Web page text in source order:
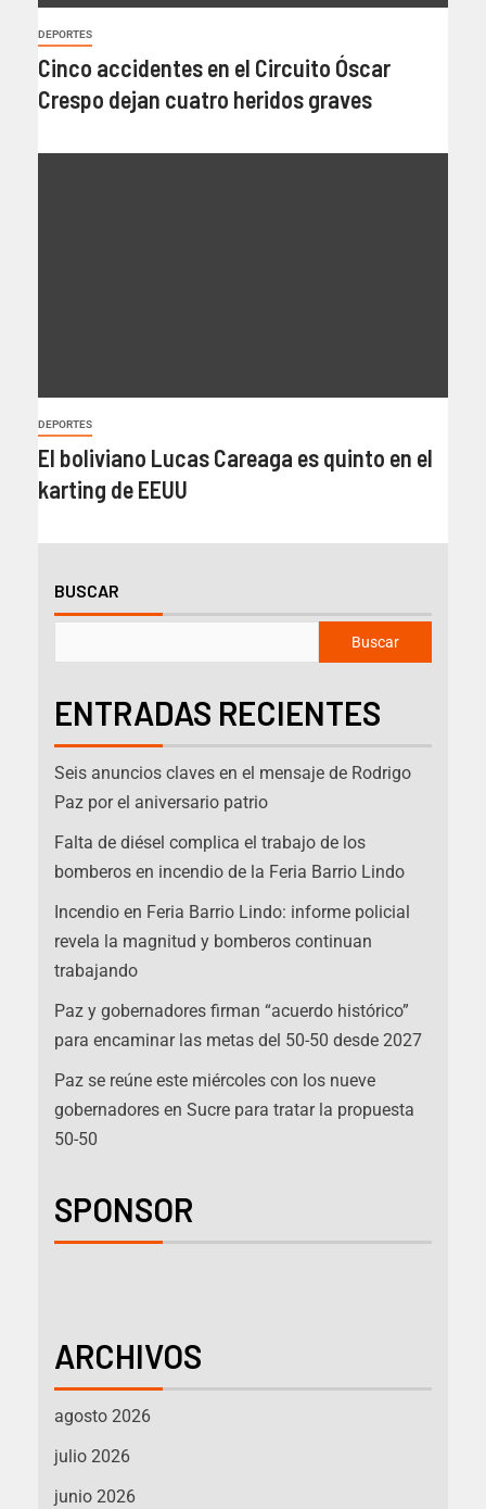
DEPORTES
Cinco accidentes en el Circuito Óscar
Crespo dejan cuatro heridos graves
DEPORTES
El boliviano Lucas Careaga es quinto en el
karting de EEUU
BUSCAR
Buscar
ENTRADAS RECIENTES
Seis anuncios claves en el mensaje de Rodrigo
Paz por el aniversario patrio
Falta de diésel complica el trabajo de los
bomberos en incendio de la Feria Barrio Lindo
Incendio en Feria Barrio Lindo: informe policial
revela la magnitud y bomberos continuan
trabajando
Paz y gobernadores firman “acuerdo histórico”
para encaminar las metas del 50-50 desde 2027
Paz se reúne este miércoles con los nueve
gobernadores en Sucre para tratar la propuesta
50-50
SPONSOR
ARCHIVOS
agosto 2026
julio 2026
junio 2026